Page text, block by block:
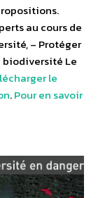
au cours de
– Protéger
Le
le
.Pour en savoir